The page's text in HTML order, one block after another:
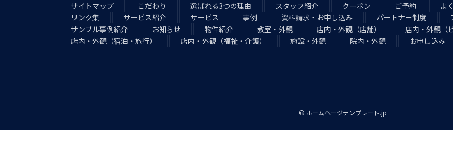
サイトマップ
こだわり 選ばれる3つの理由 スタッフ紹介 クーポン ご予約 よ
リンク集
サービス紹介 サービス 事例 資料請求・お申し込み パートナー制度
サンプル事例紹介
お知らせ 物件紹介 教室・外観 店内・外観（店舗） 店内・外観（
店内・外観（宿泊・旅行）
店内・外観（福祉・介護） 施設・外観 院内・外観 お申し込み
© ホームページテンプレート.jp